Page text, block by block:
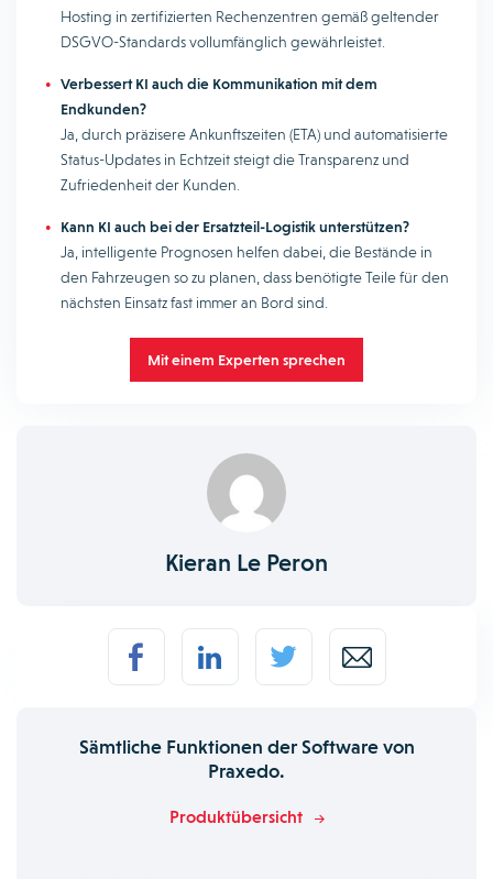
Hosting in zertifizierten Rechenzentren gemäß geltender
DSGVO-Standards vollumfänglich gewährleistet.
Verbessert KI auch die Kommunikation mit dem
Endkunden?
Ja, durch präzisere Ankunftszeiten (ETA) und automatisierte
Status-Updates in Echtzeit steigt die Transparenz und
Zufriedenheit der Kunden.
Kann KI auch bei der Ersatzteil-Logistik unterstützen?
Ja, intelligente Prognosen helfen dabei, die Bestände in
den Fahrzeugen so zu planen, dass benötigte Teile für den
nächsten Einsatz fast immer an Bord sind.
Mit einem Experten sprechen
Kieran Le Peron
Sämtliche Funktionen der Software von
Praxedo.
Produktübersicht